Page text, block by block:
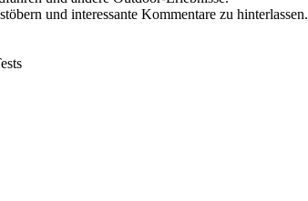
und interessante Kommentare zu hinterlassen.